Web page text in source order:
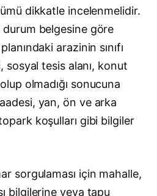
dikkatle incelenmelidir.
durum belgesine göre
arazinin sınıfı
sosyal tesis alanı, konut
olmadığı sonucuna
yan, ön ve arka
koşulları gibi bilgiler
sorgulaması için mahalle,
bilgilerine veya tapu